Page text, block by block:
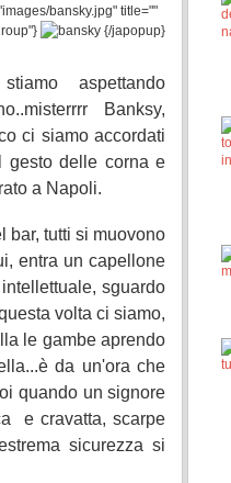
bansky.jpg" title=""
{/japopup}
aspettando
Banksy,
ci siamo accordati
gesto delle corna e
a Napoli.
bar, tutti si muovono
entra un capellone
sguardo
volta ci siamo,
le gambe aprendo
da un'ora che
quando un signore
e cravatta, scarpe
sicurezza si